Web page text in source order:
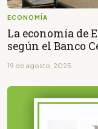
ECONOMÍA
La economía de
según el Banco
19 de agosto, 2025